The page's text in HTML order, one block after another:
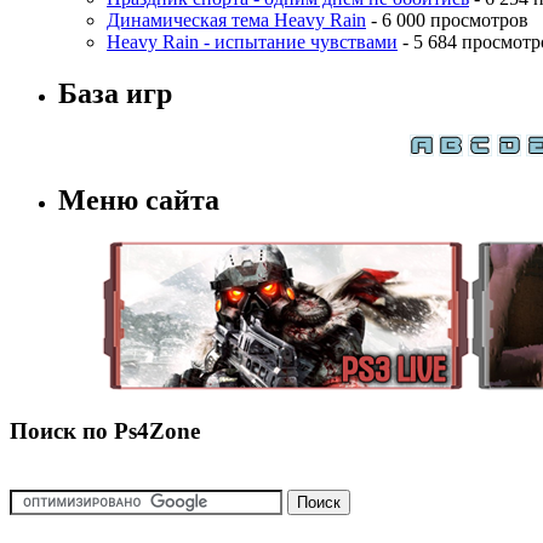
Динамическая тема Heavy Rain - 6 000 просмотров
Heavy Rain - испытание чувствами - 5 684
База игр
Меню сайта
Поиск по Ps4Zone